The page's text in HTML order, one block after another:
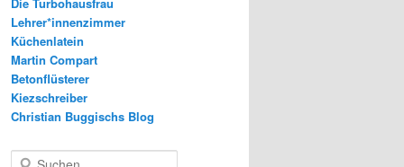
Lehrer*innenzimmer
Küchenlatein
Martin Compart
Betonflüsterer
Kiezschreiber
Christian Buggischs Blog